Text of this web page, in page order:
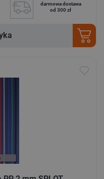
darmowa dostawa
od 300 zł